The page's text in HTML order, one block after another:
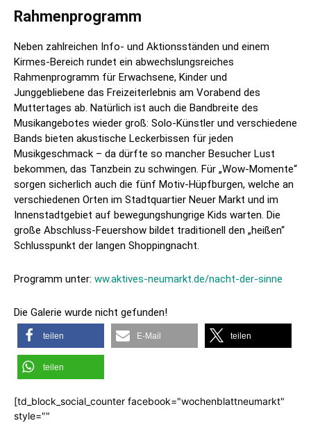
Rahmenprogramm
Neben zahlreichen Info- und Aktionsständen und einem
Kirmes-Bereich rundet ein abwechslungsreiches
Rahmenprogramm für Erwachsene, Kinder und
Junggebliebene das Freizeiterlebnis am Vorabend des
Muttertages ab. Natürlich ist auch die Bandbreite des
Musikangebotes wieder groß: Solo-Künstler und verschiedene
Bands bieten akustische Leckerbissen für jeden
Musikgeschmack – da dürfte so mancher Besucher Lust
bekommen, das Tanzbein zu schwingen. Für „Wow-Momente“
sorgen sicherlich auch die fünf Motiv-Hüpfburgen, welche an
verschiedenen Orten im Stadtquartier Neuer Markt und im
Innenstadtgebiet auf bewegungshungrige Kids warten. Die
große Abschluss-Feuershow bildet traditionell den „heißen“
Schlusspunkt der langen Shoppingnacht.
Programm unter: ww.aktives-neumarkt.de/nacht-der-sinne
Die Galerie wurde nicht gefunden!
teilen E-Mail teilen
teilen
[td_block_social_counter facebook="wochenblattneumarkt"
style=""